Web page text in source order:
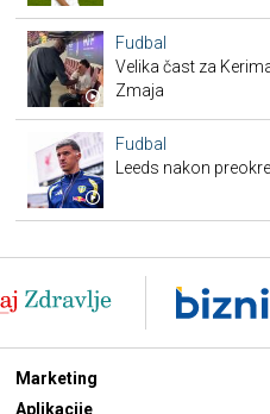
Fudbal
Velika čast za
Zmaja
Fudbal
Leeds nakon
Marketing
Aplikacije